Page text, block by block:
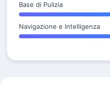
Base di Pulizia
Navigazione e Intelligenza